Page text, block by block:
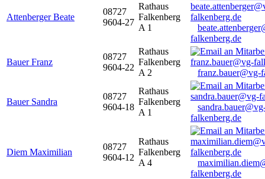
Attenberger Beate
08727
9604-27
Rathaus
Falkenberg
A 1
falkenberg.de
Bauer Franz
08727
9604-22
Rathaus
Falkenberg
A 2
franz.bauer@vg-
Bauer Sandra
08727
9604-18
Rathaus
Falkenberg
A 1
falkenberg.de
Diem Maximilian
08727
9604-12
Rathaus
Falkenberg
A 4
falkenberg.de